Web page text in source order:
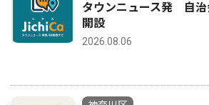
タウンニュース発 自治
開設
2026.08.06